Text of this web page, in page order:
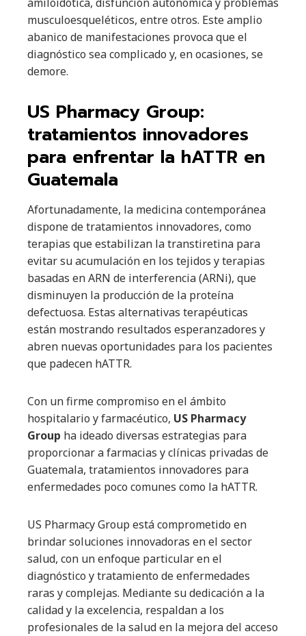
musculoesqueléticos, entre otros. Este amplio
abanico de manifestaciones provoca que el
diagnóstico sea complicado y, en ocasiones, se
demore.
US Pharmacy Group:
tratamientos innovadores
para enfrentar la hATTR en
Guatemala
Afortunadamente, la medicina contemporánea
dispone de tratamientos innovadores, como
terapias que estabilizan la transtiretina para
evitar su acumulación en los tejidos y terapias
basadas en ARN de interferencia (ARNi), que
disminuyen la producción de la proteína
defectuosa. Estas alternativas terapéuticas
están mostrando resultados esperanzadores y
abren nuevas oportunidades para los pacientes
que padecen hATTR.
Con un firme compromiso en el ámbito
hospitalario y farmacéutico, US Pharmacy
Group ha ideado diversas estrategias para
proporcionar a farmacias y clínicas privadas de
Guatemala, tratamientos innovadores para
enfermedades poco comunes como la hATTR.
US Pharmacy Group está comprometido en
brindar soluciones innovadoras en el sector
salud, con un enfoque particular en el
diagnóstico y tratamiento de enfermedades
raras y complejas. Mediante su dedicación a la
calidad y la excelencia, respaldan a los
profesionales de la salud en la mejora del acceso